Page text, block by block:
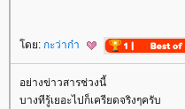
ดย: กะว่าก๋า
อย่างข่าวสารช่วงนี้
บางทีรู้เยอะไปก็เครียดจริงๆครับ